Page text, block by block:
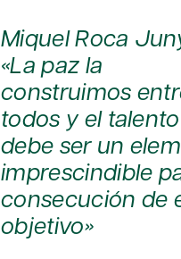
Miquel Roca
«La paz la
construimos
todos y el talento
debe ser un
imprescindible
consecución de
objetivo»